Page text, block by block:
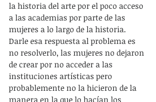
la historia del arte por el poco acceso
a las academias por parte de las
mujeres a lo largo de la historia.
Darle esa respuesta al problema es
no resolverlo, las mujeres no dejaron
de crear por no acceder a las
instituciones artísticas pero
probablemente no la hicieron de la
manera en la que lo hacían los